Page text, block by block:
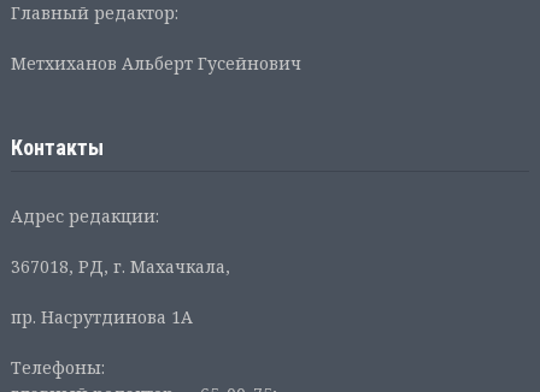
Главный редактор:
Метхиханов Альберт Гусейнович
Контакты
Адрес редакции:
367018, РД, г. Махачкала,
пр. Насрутдинова 1А
Телефоны: